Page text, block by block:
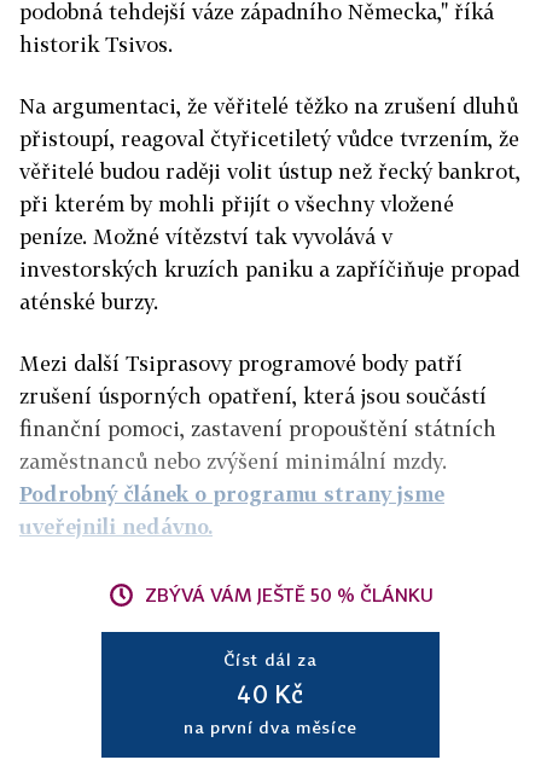
podobná tehdejší váze západního Německa," říká
historik Tsivos.
Na argumentaci, že věřitelé těžko na zrušení dluhů
přistoupí, reagoval čtyřicetiletý vůdce tvrzením, že
věřitelé budou raději volit ústup než řecký bankrot,
při kterém by mohli přijít o všechny vložené
peníze. Možné vítězství tak vyvolává v
investorských kruzích paniku a zapříčiňuje propad
aténské burzy.
Mezi další Tsiprasovy programové body patří
zrušení úsporných opatření, která jsou součástí
finanční pomoci, zastavení propouštění státních
zaměstnanců nebo zvýšení minimální mzdy.
Podrobný článek o programu strany jsme
uveřejnili nedávno.
ZBÝVÁ VÁM JEŠTĚ 50 % ČLÁNKU
Číst dál za
40 Kč
na první dva měsíce